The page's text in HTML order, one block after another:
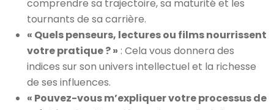
comprendre sa trajectoire, sa maturité et les
tournants de sa carrière.
« Quels penseurs, lectures ou films nourrissent
votre pratique ? » : Cela vous donnera des
indices sur son univers intellectuel et la richesse
de ses influences.
« Pouvez-vous m’expliquer votre processus de